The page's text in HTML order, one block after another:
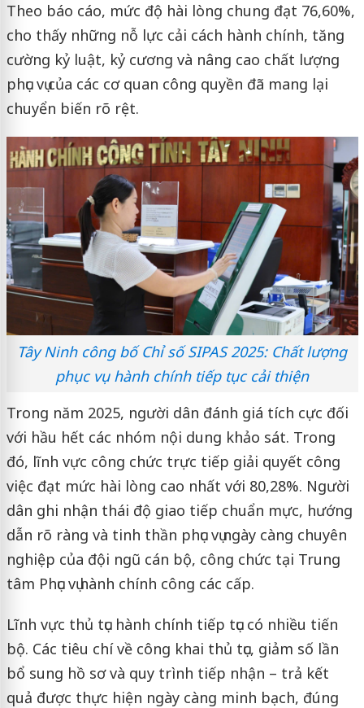
Theo báo cáo, mức độ hài lòng chung đạt 76,60%,
cho thấy những nỗ lực cải cách hành chính, tăng
cường kỷ luật, kỷ cương và nâng cao chất lượng
phục vụ của các cơ quan công quyền đã mang lại
chuyển biến rõ rệt.
Tây Ninh công bố Chỉ số SIPAS 2025: Chất lượng
phục vụ hành chính tiếp tục cải thiện
Trong năm 2025, người dân đánh giá tích cực đối
với hầu hết các nhóm nội dung khảo sát. Trong
đó, lĩnh vực công chức trực tiếp giải quyết công
việc đạt mức hài lòng cao nhất với 80,28%. Người
dân ghi nhận thái độ giao tiếp chuẩn mực, hướng
dẫn rõ ràng và tinh thần phục vụ ngày càng chuyên
nghiệp của đội ngũ cán bộ, công chức tại Trung
tâm Phục vụ hành chính công các cấp.
Lĩnh vực thủ tục hành chính tiếp tục có nhiều tiến
bộ. Các tiêu chí về công khai thủ tục, giảm số lần
bổ sung hồ sơ và quy trình tiếp nhận – trả kết
quả được thực hiện ngày càng minh bạch, đúng